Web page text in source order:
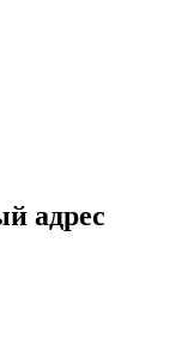
адрес